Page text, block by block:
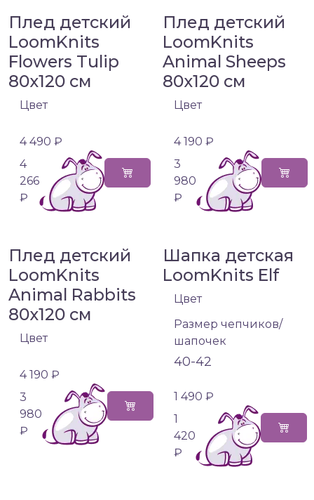
Плед детский
LoomKnits
Flowers Tulip
80х120 см
Цвет
4 490 ₽
4
266
₽
Плед детский
LoomKnits
Animal Sheeps
80х120 см
Цвет
4 190 ₽
3
980
₽
Плед детский
LoomKnits
Animal Rabbits
80х120 см
Цвет
4 190 ₽
3
980
₽
Шапка детская
LoomKnits Elf
Цвет
Размер чепчиков/
шапочек
40-42
1 490 ₽
1
420
₽